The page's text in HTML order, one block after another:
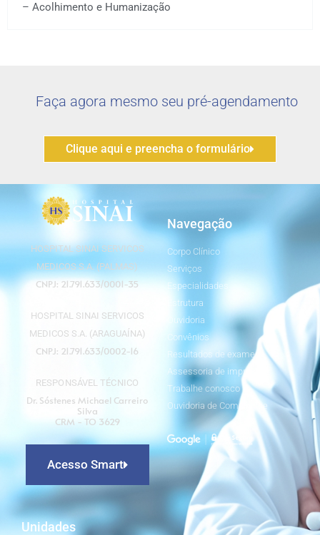
– Acolhimento e Humanização
Faça agora mesmo seu pré-agendamento
Clique aqui e preencha o formulário
HOSPITAL SINAI SERVICOS
MEDICOS S.A. (PALMAS)
CNPJ: 21.791.633/0001-35
HOSPITAL SINAI SERVICOS
MEDICOS S.A. (ARAGUAÍNA)
CNPJ: 21.791.633/0002-16
RESPONSÁVEL TÉCNICO
Dr. Sóstenes Michael Carreiro
Silva
CRM - TO 3629
Acesso Smart
Navegação
Corpo Clínico
Serviços
Especialidades
Estrutura
Ouvidoria
Convênios
Resultados de exames
Assessoria de imprensa
Trabalhe conosco
Ouvidoria de Compliance
Unidades